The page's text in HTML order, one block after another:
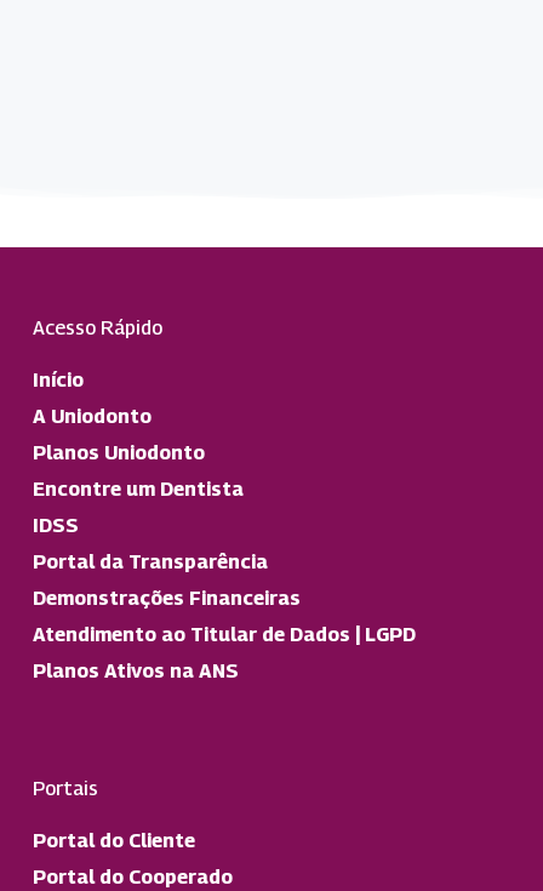
Acesso Rápido
Início
A Uniodonto
Planos Uniodonto
Encontre um Dentista
IDSS
Portal da Transparência
Demonstrações Financeiras
Atendimento ao Titular de Dados | LGPD
Planos Ativos na ANS
Portais
Portal do Cliente
Portal do Cooperado